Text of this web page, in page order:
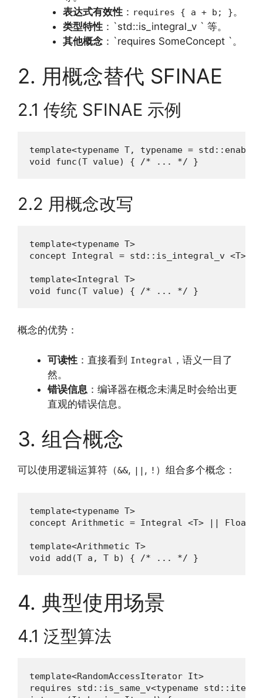
表达式有效性： requires { a + b; }。
类型特性：`std::is_integral_v ` 等。
其他概念：`requires SomeConcept `。
2. 用概念替代 SFINAE
2.1 传统 SFINAE 示例
template<typename T, typename =
void func(T value) { /* ... */ }
2.2 用概念改写
template<typename T>
concept Integral = std::is_integral_v <T>;
template<Integral T>
void func(T value) { /* ... */ }
概念的优势：
可读性 ：直接看到 Integral ，语义一目了
然。
错误信息 ：编译器在概念未满足时会给出更
直观的错误信息。
3. 组合概念
可以使用逻辑运算符（&&, || , ! ）组合多个概念：
template<typename T>
concept Arithmetic = Integral <T> ||
template<Arithmetic T>
void add(T a, T b) { /* ... */ }
4. 典型使用场景
4.1 泛型算法
template<RandomAccessIterator It>
requires std::is_same_v<typename